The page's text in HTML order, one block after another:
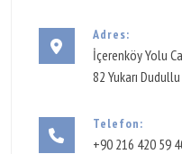
Adres:
İçerenköy Yolu
82 Yukarı
Telefon:
+90 216 420 59